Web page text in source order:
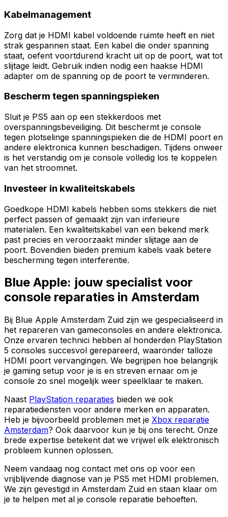
Kabelmanagement
Zorg dat je HDMI kabel voldoende ruimte heeft en niet
strak gespannen staat. Een kabel die onder spanning
staat, oefent voortdurend kracht uit op de poort, wat tot
slijtage leidt. Gebruik indien nodig een haakse HDMI
adapter om de spanning op de poort te verminderen.
Bescherm tegen spanningspieken
Sluit je PS5 aan op een stekkerdoos met
overspanningsbeveiliging. Dit beschermt je console
tegen plotselinge spanningspieken die de HDMI poort en
andere elektronica kunnen beschadigen. Tijdens onweer
is het verstandig om je console volledig los te koppelen
van het stroomnet.
Investeer in kwaliteitskabels
Goedkope HDMI kabels hebben soms stekkers die niet
perfect passen of gemaakt zijn van inferieure
materialen. Een kwaliteitskabel van een bekend merk
past precies en veroorzaakt minder slijtage aan de
poort. Bovendien bieden premium kabels vaak betere
bescherming tegen interferentie.
Blue Apple: jouw specialist voor
console reparaties in Amsterdam
Bij Blue Apple Amsterdam Zuid zijn we gespecialiseerd in
het repareren van gameconsoles en andere elektronica.
Onze ervaren technici hebben al honderden PlayStation
5 consoles succesvol gerepareerd, waaronder talloze
HDMI poort vervangingen. We begrijpen hoe belangrijk
je gaming setup voor je is en streven ernaar om je
console zo snel mogelijk weer speelklaar te maken.
Naast PlayStation reparaties bieden we ook
reparatiediensten voor andere merken en apparaten.
Heb je bijvoorbeeld problemen met je Xbox reparatie
Amsterdam? Ook daarvoor kun je bij ons terecht. Onze
brede expertise betekent dat we vrijwel elk elektronisch
probleem kunnen oplossen.
Neem vandaag nog contact met ons op voor een
vrijblijvende diagnose van je PS5 met HDMI problemen.
We zijn gevestigd in Amsterdam Zuid en staan klaar om
je te helpen met al je console reparatie behoeften.